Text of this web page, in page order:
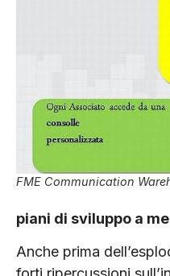
FME Communication
piani di sviluppo a
Anche prima